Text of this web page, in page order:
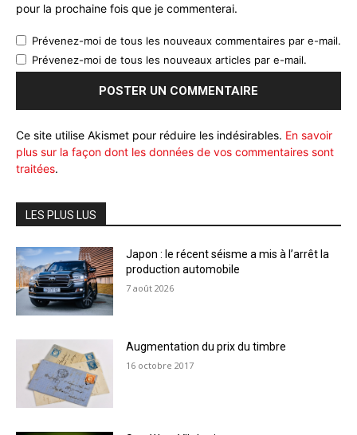
pour la prochaine fois que je commenterai.
Prévenez-moi de tous les nouveaux commentaires par e-mail.
Prévenez-moi de tous les nouveaux articles par e-mail.
Ce site utilise Akismet pour réduire les indésirables. En savoir
plus sur la façon dont les données de vos commentaires sont
traitées.
LES PLUS LUS
Japon : le récent séisme a mis à l’arrêt la
production automobile
7 août 2026
Augmentation du prix du timbre
16 octobre 2017